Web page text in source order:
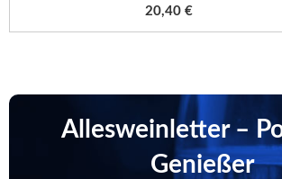
20,40 €
Allesweinletter –
Genießer